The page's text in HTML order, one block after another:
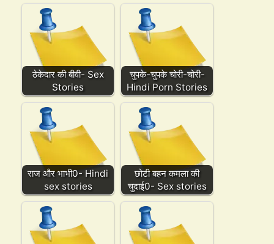
ठेकेदार की बीवी- Sex
Stories
चुपके-चुपके चोरी-चोरी-
Hindi Porn Stories
राज और भाभी0- Hindi
sex stories
छोटी बहन कमला की
चुदाई0- Sex stories